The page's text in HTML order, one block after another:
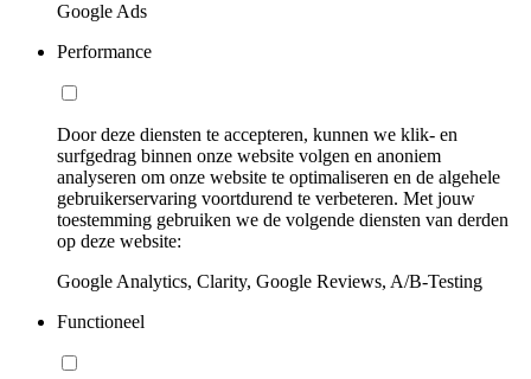
Google Ads
Performance
Door deze diensten te accepteren, kunnen we klik- en
surfgedrag binnen onze website volgen en anoniem
analyseren om onze website te optimaliseren en de algehele
gebruikerservaring voortdurend te verbeteren. Met jouw
toestemming gebruiken we de volgende diensten van derden
op deze website:
Google Analytics, Clarity, Google Reviews, A/B-Testing
Functioneel